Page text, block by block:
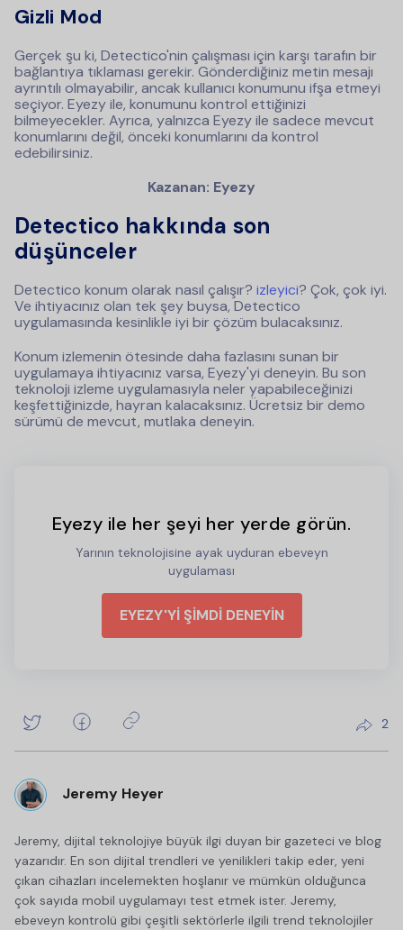
Gizli Mod
Gerçek şu ki, Detectico'nin çalışması için karşı tarafın bir
bağlantıya tıklaması gerekir. Gönderdiğiniz metin mesajı
ayrıntılı olmayabilir, ancak kullanıcı konumunu ifşa etmeyi
seçiyor. Eyezy ile, konumunu kontrol ettiğinizi
bilmeyecekler. Ayrıca, yalnızca Eyezy ile sadece mevcut
konumlarını değil, önceki konumlarını da kontrol
edebilirsiniz.
Kazanan: Eyezy
Detectico hakkında son
düşünceler
Detectico konum olarak nasıl çalışır? izleyici? Çok, çok iyi.
Ve ihtiyacınız olan tek şey buysa, Detectico
uygulamasında kesinlikle iyi bir çözüm bulacaksınız.
Konum izlemenin ötesinde daha fazlasını sunan bir
uygulamaya ihtiyacınız varsa, Eyezy'yi deneyin. Bu son
teknoloji izleme uygulamasıyla neler yapabileceğinizi
keşfettiğinizde, hayran kalacaksınız. Ücretsiz bir demo
sürümü de mevcut, mutlaka deneyin.
Eyezy ile her şeyi her yerde görün.
Yarının teknolojisine ayak uyduran ebeveyn
uygulaması
EYEZY'Yİ ŞİMDİ DENEYİN
2
Jeremy Heyer
Jeremy, dijital teknolojiye büyük ilgi duyan bir gazeteci ve blog
yazarıdır. En son dijital trendleri ve yenilikleri takip eder, yeni
çıkan cihazları incelemekten hoşlanır ve mümkün olduğunca
çok sayıda mobil uygulamayı test etmek ister. Jeremy,
ebeveyn kontrolü gibi çeşitli sektörlerle ilgili trend teknolojiler